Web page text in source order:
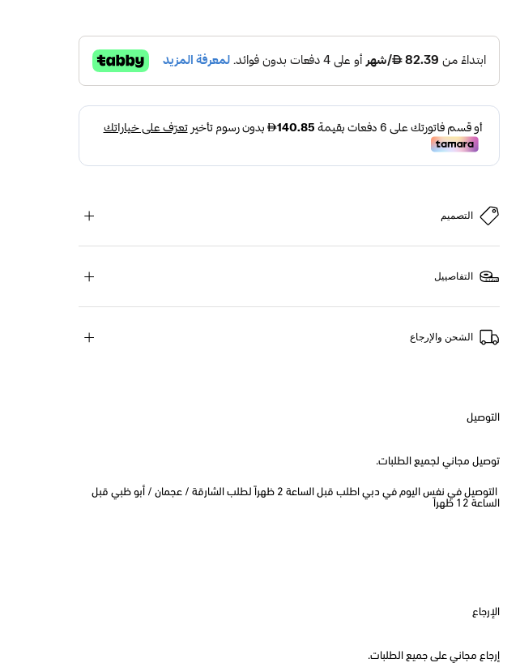
التصميم
التفاصييل
الشحن والإرجاع
التوصيل
توصيل مجاني لجميع الطلبات.
التوصيل في نفس اليوم في دبي اطلب قبل الساعة 2 ظهراً لطلب الشارقة / عجمان / أبو ظبي قبل
الساعة 12 ظهراً
الإرجاع
إرجاع مجاني على جميع الطلبات.